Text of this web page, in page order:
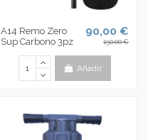
A14 Remo Zero
Sup Carbono 3pz
90,00 €
150,00 €
Añadir